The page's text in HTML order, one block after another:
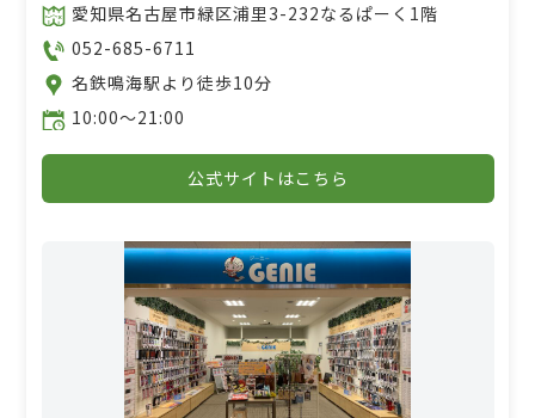
愛知県名古屋市緑区浦里3-232なるぱーく1階
052-685-6711
名鉄鳴海駅より徒歩10分
10:00〜21:00
公式サイトはこちら